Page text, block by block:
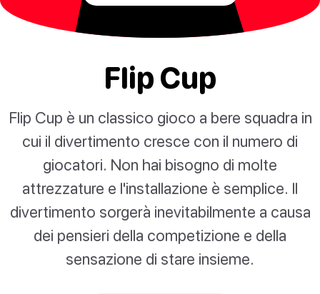
Flip Cup
Flip Cup è un classico gioco a bere squadra in
cui il divertimento cresce con il numero di
giocatori. Non hai bisogno di molte
attrezzature e l'installazione è semplice. Il
divertimento sorgerà inevitabilmente a causa
dei pensieri della competizione e della
sensazione di stare insieme.